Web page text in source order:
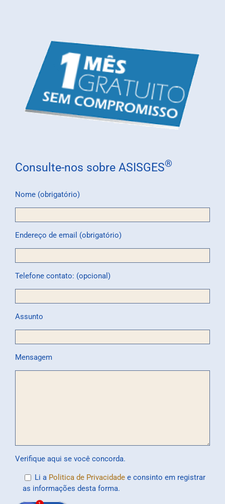
Consulte-nos sobre ASISGES®
Nome (obrigatório)
Endereço de email (obrigatório)
Telefone contato: (opcional)
Assunto
Mensagem
Verifique aqui se você concorda.
Li a Politica de Privacidade e consinto em registrar
as informações desta forma.